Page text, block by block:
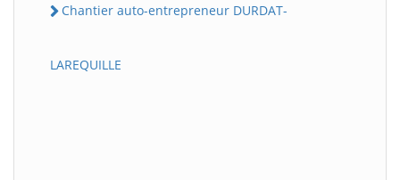
Chantier auto-entrepreneur DURDAT-
LAREQUILLE